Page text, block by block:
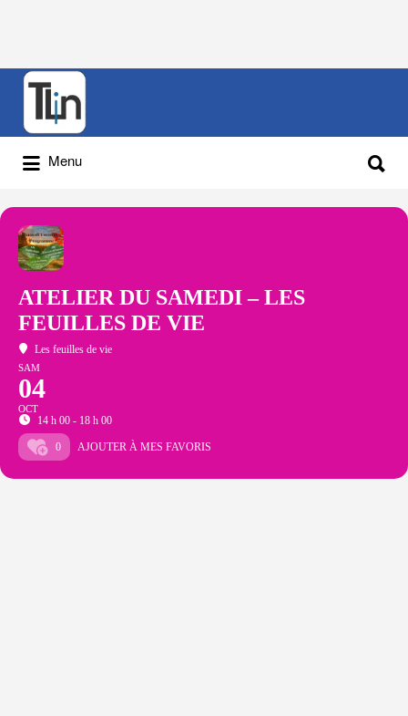
Rechercher
Menu
ATELIER DU SAMEDI – LES
FEUILLES DE VIE
Les feuilles de vie
SAM
04
OCT
14 h 00 - 18 h 00
0 AJOUTER À MES FAVORIS